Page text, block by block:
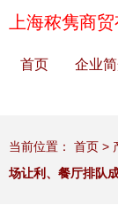
上海秾隽商
首页 企业
当前位置： 首页 >
场让利、餐厅排队